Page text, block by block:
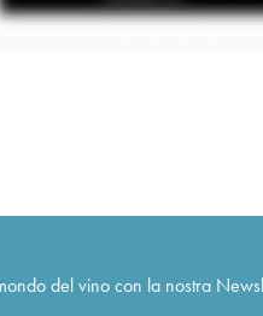
del vino con la nostra